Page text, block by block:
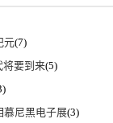
元(7)
将要到来(5)
慕尼黑电子展(3)